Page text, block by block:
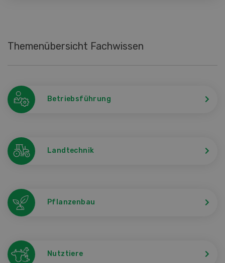
Themenübersicht Fachwissen
Betriebsführung
Landtechnik
Pflanzenbau
Nutztiere